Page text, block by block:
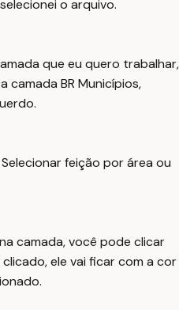
o arquivo.
que eu quero trabalhar,
camada BR Municípios,
feição por área ou
camada, você pode clicar
ele vai ficar com a cor